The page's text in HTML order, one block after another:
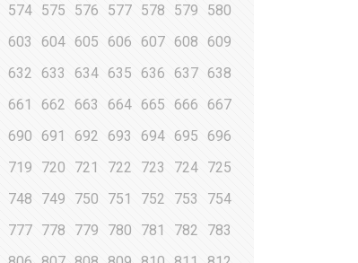
574 575 576 577 578 579
580
603 604 605 606 607 608
609
632 633 634 635 636 637 638
661 662 663 664 665 666
667
690 691 692 693 694 695
696
719 720 721 722 723 724 725
748 749 750 751 752 753
754
777 778 779 780 781 782
783